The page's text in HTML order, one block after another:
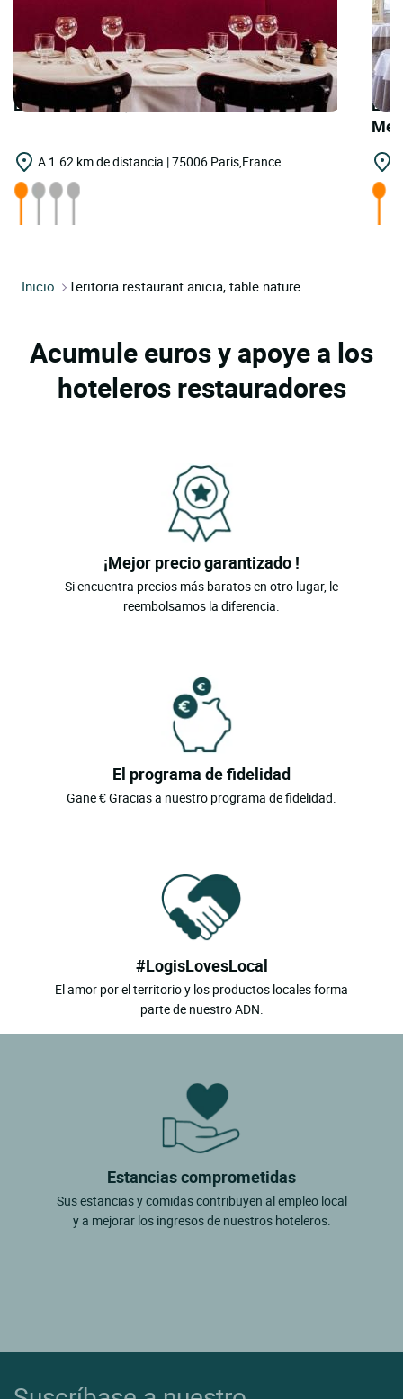
LOGIS HOTELS | Teritoria Restaurant Allard
A 1.62 km de distancia | 75006 Paris,France
Inicio Teritoria restaurant anicia, table nature
Acumule euros y apoye a los
hoteleros restauradores
¡Mejor precio garantizado !
Si encuentra precios más baratos en otro lugar, le
reembolsamos la diferencia.
El programa de fidelidad
Gane € Gracias a nuestro programa de fidelidad.
#LogisLovesLocal
El amor por el territorio y los productos locales forma
parte de nuestro ADN.
Estancias comprometidas
Sus estancias y comidas contribuyen al empleo local
y a mejorar los ingresos de nuestros hoteleros.